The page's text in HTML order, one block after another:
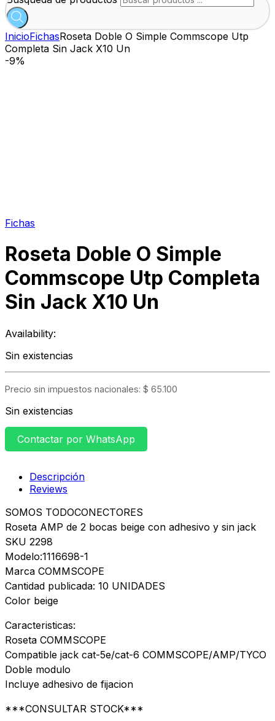
InicioFichasRoseta Doble O Simple Commscope Utp
Completa Sin Jack X10 Un
-9%
Fichas
Roseta Doble O Simple
Commscope Utp Completa
Sin Jack X10 Un
Availability:
Sin existencias
Precio sin impuestos nacionales: $ 65.100
Sin existencias
Contactar por WhatsApp
Descripción
Reviews
SOMOS TODOCONECTORES
Roseta AMP de 2 bocas beige con adhesivo y sin jack
SKU 2298
Modelo:1116698-1
Marca COMMSCOPE
Cantidad publicada: 10 UNIDADES
Color beige
Caracteristicas:
Roseta COMMSCOPE
Compatible jack cat-5e/cat-6 COMMSCOPE/AMP/TYCO
Doble modulo
Incluye adhesivo de fijacion
***CONSULTAR STOCK***